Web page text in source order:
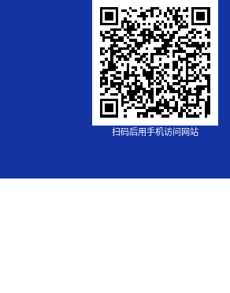
扫码后用手机访问网站